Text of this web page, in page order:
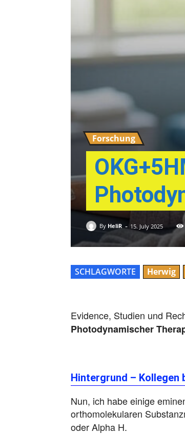
Forschung
By HeliR - 15. July 2025
SCHLAGWORTE Herwig
Evidence, Studien und
Photodynamischer
Hintergrund – Kollegen
Nun, ich habe einige
orthomolekularen
oder Alpha H.